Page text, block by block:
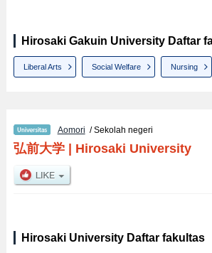
Hirosaki Gakuin University Daftar
Liberal Arts Social Welfare Nursing
Aomori / Sekolah negeri
弘前大学| Hirosaki University
Hirosaki University Daftar fakultas